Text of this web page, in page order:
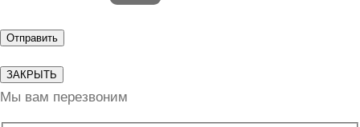
ЗАКРЫТЬ
Мы вам перезвоним